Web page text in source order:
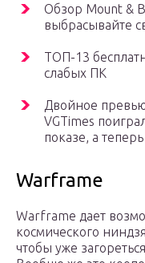
Обзор Mount &
выбрасывайте
ТОП-13
слабых ПК
Двойное
VGTimes
показе, а
Warframe
Warframe дает
космического
чтобы уже